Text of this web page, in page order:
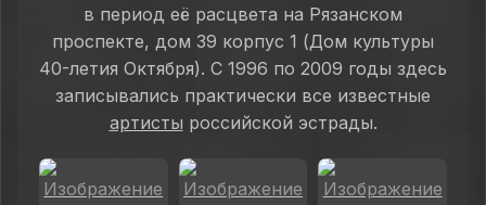
в период её расцвета на Рязанском
проспекте, дом 39 корпус 1 (Дом культуры
40-летия Октября). С 1996 по 2009 годы здесь
записывались практически все известные
артисты российской эстрады.